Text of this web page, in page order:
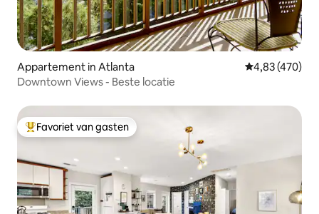
Appartement in Atlanta Gemiddelde
4,83 (470)
Downtown Views - Beste locatie
Topfavoriet van gasten
Favoriet van gasten